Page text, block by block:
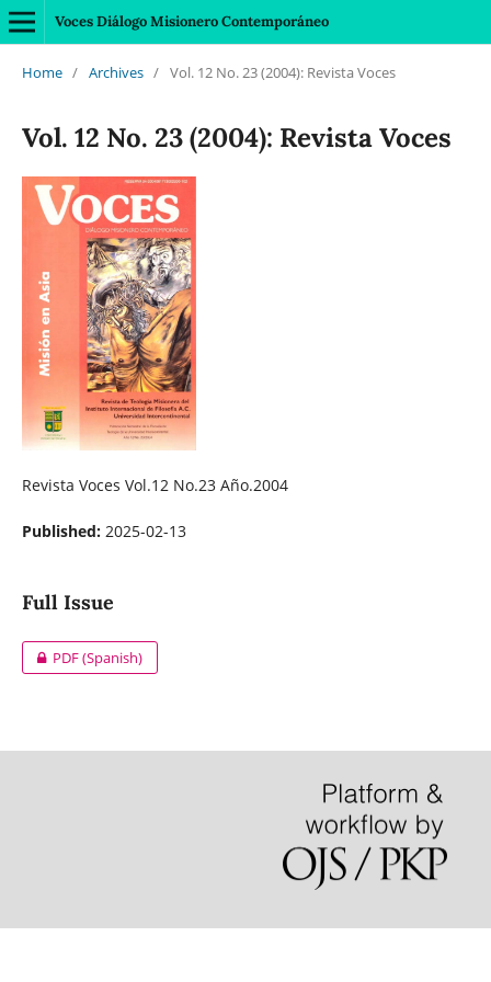
Voces Diálogo Misionero Contemporáneo
Home / Archives / Vol. 12 No. 23 (2004): Revista Voces
Vol. 12 No. 23 (2004): Revista Voces
Revista Voces Vol.12 No.23 Año.2004
Published: 2025-02-13
Full Issue
PDF (Spanish)